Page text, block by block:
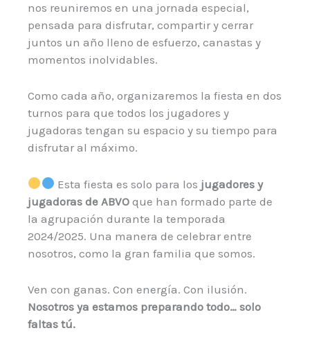
nos reuniremos en una jornada especial,
pensada para disfrutar, compartir y cerrar
juntos un año lleno de esfuerzo, canastas y
momentos inolvidables.
Como cada año, organizaremos la fiesta en dos
turnos para que todos los jugadores y
jugadoras tengan su espacio y su tiempo para
disfrutar al máximo.
Esta fiesta es solo para los jugadores y
jugadoras de ABVO que han formado parte de
la agrupación durante la temporada
2024/2025. Una manera de celebrar entre
nosotros, como la gran familia que somos.
Ven con ganas. Con energía. Con ilusión.
Nosotros ya estamos preparando todo… solo
faltas tú.